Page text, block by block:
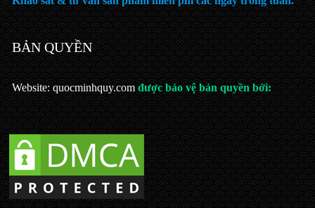
BẢN QUYỀN
Website: quocminhquy.comđược bảo vệ bản quyền bởi: